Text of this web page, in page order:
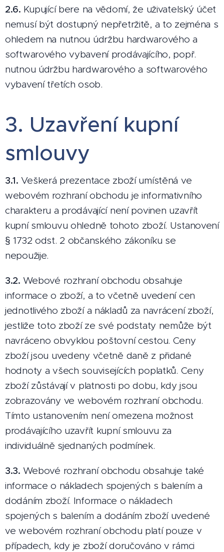
2.6. Kupující bere na vědomí, že uživatelský účet
nemusí být dostupný nepřetržitě, a to zejména s
ohledem na nutnou údržbu hardwarového a
softwarového vybavení prodávajícího, popř.
nutnou údržbu hardwarového a softwarového
vybavení třetích osob.
3. Uzavření kupní
smlouvy
3.1. Veškerá prezentace zboží umístěná ve
webovém rozhraní obchodu je informativního
charakteru a prodávající není povinen uzavřít
kupní smlouvu ohledně tohoto zboží. Ustanovení
§ 1732 odst. 2 občanského zákoníku se
nepoužije.
3.2. Webové rozhraní obchodu obsahuje
informace o zboží, a to včetně uvedení cen
jednotlivého zboží a nákladů za navrácení zboží,
jestliže toto zboží ze své podstaty nemůže být
navráceno obvyklou poštovní cestou. Ceny
zboží jsou uvedeny včetně daně z přidané
hodnoty a všech souvisejících poplatků. Ceny
zboží zůstávají v platnosti po dobu, kdy jsou
zobrazovány ve webovém rozhraní obchodu.
Tímto ustanovením není omezena možnost
prodávajícího uzavřít kupní smlouvu za
individuálně sjednaných podmínek.
3.3. Webové rozhraní obchodu obsahuje také
informace o nákladech spojených s balením a
dodáním zboží. Informace o nákladech
spojených s balením a dodáním zboží uvedené
ve webovém rozhraní obchodu platí pouze v
případech, kdy je zboží doručováno v rámci